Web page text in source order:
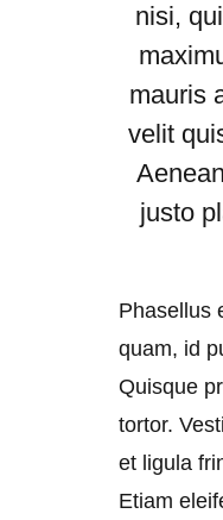
nisi,
mauris
velit
justo
Phasellus
quam, id
Quisque
tortor.
et ligula
Etiam